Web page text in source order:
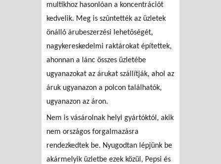
multikhoz hasonlóan a koncentrációt
kedvelik. Meg is szûntették az üzletek
önálló árubeszerzési lehetõségét,
nagykereskedelmi raktárokat építettek,
ahonnan a lánc összes üzletébe
ugyanazokat az árukat szállítják, ahol az
áruk ugyanazon a polcon találhatók,
ugyanazon az áron.
Nem is vásárolnak helyi gyártóktól, akik
nem országos forgalmazásra
rendezkedtek be. Nyugodtan lépjünk be
akármelyik üzletbe ezek közül, Pepsi és